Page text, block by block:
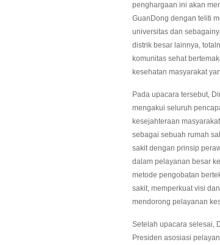
penghargaan ini akan
GuanDong dengan teliti
universitas dan
distrik besar lainnya,
komunitas sehat
kesehatan masyarakat
Pada upacara tersebut,
mengakui seluruh
kesejahteraan
sebagai sebuah rumah
sakit dengan prinsip
dalam pelayanan besar
metode pengobatan
sakit, memperkuat visi
mendorong pelayanan
Setelah upacara selesai,
Presiden asosiasi